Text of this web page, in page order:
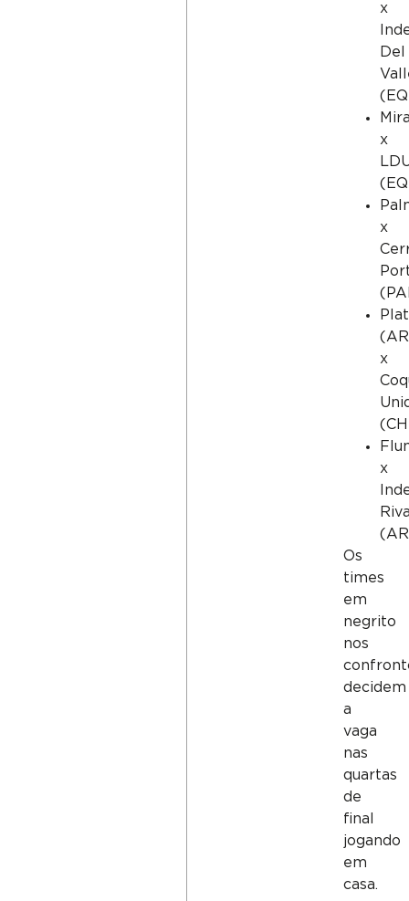
x
Del
x
x
x
x
Os
times
em
negrito
nos
decidem
a
vaga
nas
quartas
de
final
jogando
em
casa.